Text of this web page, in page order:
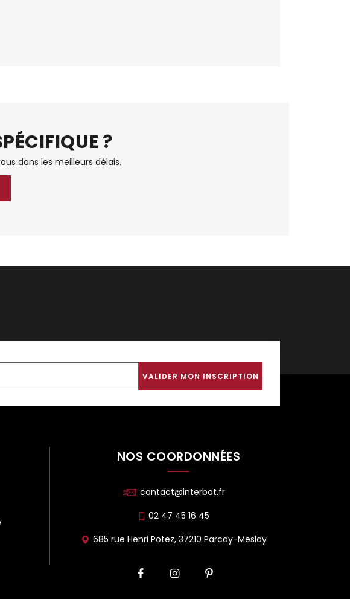
?
dans les meilleurs délais.
NOS COORDONNÉES
contact@interbat.fr
02 47 45 16 45
685 rue Henri Potez, 37210 Parcay-Meslay